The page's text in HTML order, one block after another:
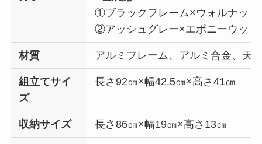
①ブラックフレーム×ウォルナット
②アッシュグレー×エボニーウッド
材質 アルミフレーム、アルミ合金、天
組立てサイ
ズ
長さ92㎝×幅42.5㎝×高さ41㎝
収納サイズ 長さ86㎝×幅19㎝×高さ13㎝